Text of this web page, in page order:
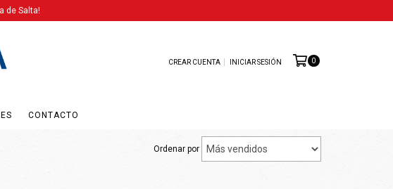
de Salta!
CREAR CUENTA INICIAR SESIÓN 0
CONTACTO
Ordenar por